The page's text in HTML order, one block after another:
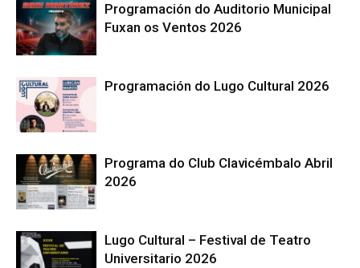
Programación do Auditorio Municipal
Fuxan os Ventos 2026
Programación do Lugo Cultural 2026
Programa do Club Clavicémbalo Abril
2026
Lugo Cultural – Festival de Teatro
Universitario 2026